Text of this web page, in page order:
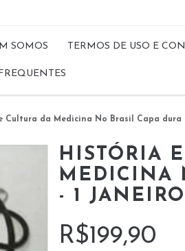
SOMOS TERMOS DE USO E
Cultura da Medicina No Brasil Capa dura -
HISTÓRIA
MEDICINA
- 1
R$199,90